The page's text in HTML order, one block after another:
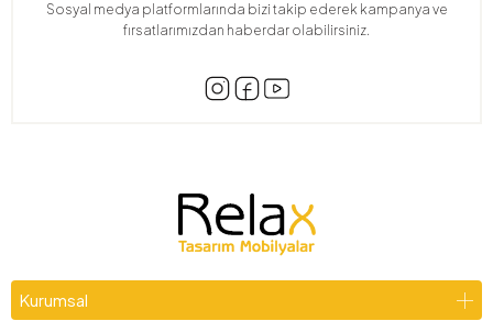
Sosyal medya platformlarında bizi takip ederek kampanya ve
fırsatlarımızdan haberdar olabilirsiniz.
Kurumsal